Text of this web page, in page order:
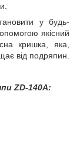
у будь-
якісний
кришка, яка,
від подряпин.
ZD-140A: